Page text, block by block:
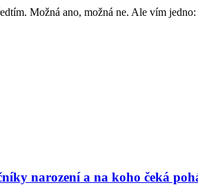
Možná ano, možná ne. Ale vím
narození a na koho čeká